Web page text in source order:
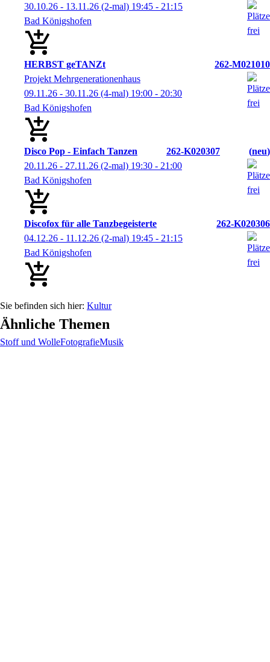
30.10.26 - 13.11.26 (2-mal) 19:45 - 21:15
Bad Königshofen
HERBST geTANZt
262-M021010
Projekt Mehrgenerationenhaus
09.11.26 - 30.11.26 (4-mal) 19:00 - 20:30
Bad Königshofen
Disco Pop - Einfach Tanzen 262-K020307
neu
20.11.26 - 27.11.26 (2-mal) 19:30 - 21:00
Bad Königshofen
Discofox für alle Tanzbegeisterte
262-K020306
04.12.26 - 11.12.26 (2-mal) 19:45 - 21:15
Bad Königshofen
Kultur
Ähnliche Themen
Stoff und WolleFotografieMusik